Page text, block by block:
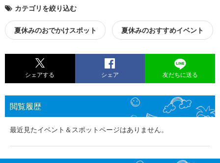
カテゴリを絞り込む
夏休みのおでかけスポット 夏休みのおすすめイベント
シェアする シェア 友だちに送る
閲覧履歴
最近見たイベント＆スポットページはありません。